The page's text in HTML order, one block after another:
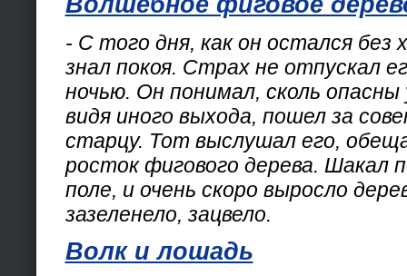
- С того дня, как он остался без
знал покоя. Страх не отпускал
ночью. Он понимал, сколь опасны
видя иного выхода, пошел за
старцу. Тот выслушал его,
росток фигового дерева. Шакал
поле, и очень скоро выросло
зазеленело, зацвело.
Волк и лошадь